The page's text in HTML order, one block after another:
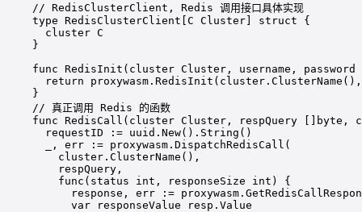
// RedisClusterClient, Redis 调用接口具体实现
type RedisClusterClient[C Cluster] struct
{
cluster C
}
func RedisInit ( cluster Cluster, username,
password
return
proxywasm.RedisInit ( cluster.ClusterName (),
}
// 真正调用 Redis
的函数
func RedisCall ( cluster Cluster, respQuery []byte,
requestID
:= uuid.New() .String ()
_,
err := proxywasm.DispatchRedisCall (
cluster.ClusterName () ,
respQuery,
func(status
int, responseSize int ) {
response,
err :=
var
responseValue
resp.Value